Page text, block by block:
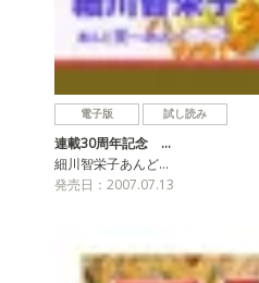
電子版 試し読み
連載30周年記念 …
細川智栄子あんど…
発売日：2007.07.13